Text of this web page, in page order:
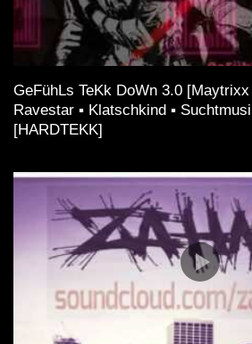
GeFühLs TeKk DoWn 3.0 [Maytrixx
Ravestar ▪ Klatschkind ▪
[HARDTEKK]